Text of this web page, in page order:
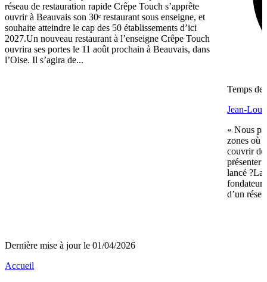
réseau de restauration rapide Crêpe Touch s’apprête
ouvrir à Beauvais son 30ᵉ restaurant sous enseigne, et
souhaite atteindre le cap des 50 établissements d’ici
2027.Un nouveau restaurant à l’enseigne Crêpe Touch
ouvrira ses portes le 11 août prochain à Beauvais, dans
l’Oise. Il s’agira de...
Temps de
Jean-
« Nous
zones où
couvrir de
présenter
lancé ?La
d’un
Dernière mise à jour le 01/04/2026
Accueil